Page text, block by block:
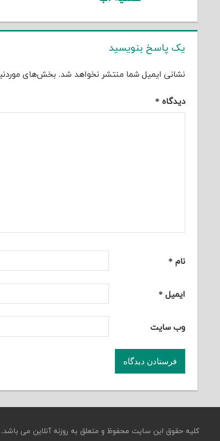
یک پاسخ بنویسید
نشانی ایمیل شما منتشر نخواهد شد. بخش‌های
دیدگاه *
نام *
ایمیل *
وب‌ سایت
کلیه حقوق این سایت محفوظ و متعلق به روزنه آنلاین می باشد.